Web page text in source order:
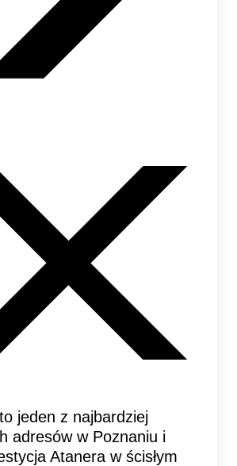
jeden z najbardziej
adresów w Poznaniu i
Atanera w ścisłym